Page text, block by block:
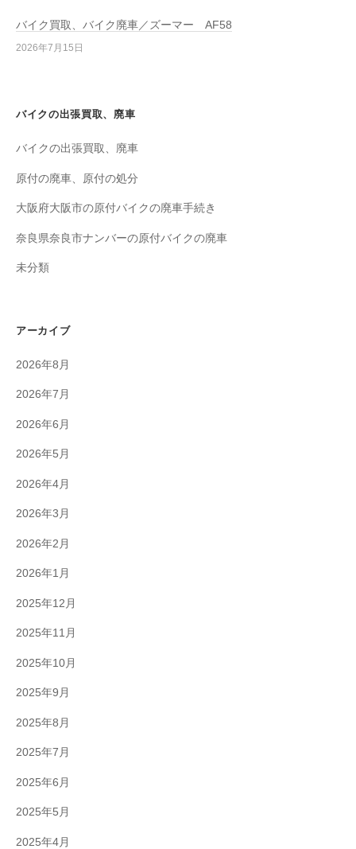
バイク買取、バイク廃車／ズーマー AF58
2026年7月15日
バイクの出張買取、廃車
バイクの出張買取、廃車
原付の廃車、原付の処分
大阪府大阪市の原付バイクの廃車手続き
奈良県奈良市ナンバーの原付バイクの廃車
未分類
アーカイブ
2026年8月
2026年7月
2026年6月
2026年5月
2026年4月
2026年3月
2026年2月
2026年1月
2025年12月
2025年11月
2025年10月
2025年9月
2025年8月
2025年7月
2025年6月
2025年5月
2025年4月